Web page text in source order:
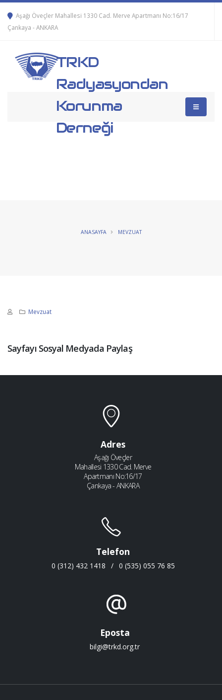
Aşağı Öveçler Mahallesi 1330 Cad. Merve Apartmanı No:16/17
Çankaya - ANKARA
TRKD
Radyasyondan
Korunma
Derneği
ANASAYFA MEVZUAT
Mevzuat
Sayfayı Sosyal Medyada Paylaş
Adres
Aşağı Öveçler
Mahallesi 1330 Cad. Merve
Apartmanı No:16/17
Çankaya - ANKARA
Telefon
0 (312) 432 1418 / 0 (535) 055 76 85
Eposta
bilgi@trkd.org.tr